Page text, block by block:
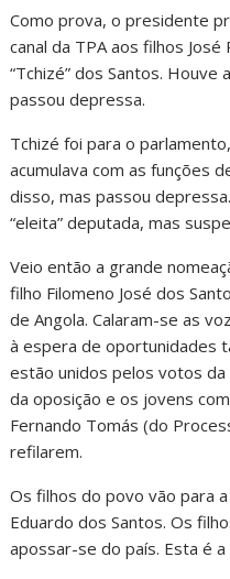
Como prova, o presidente
canal da TPA aos filhos José
“Tchizé” dos Santos.
passou depressa.
Tchizé foi para o
acumulava com as funções
disso, mas passou
“eleita” deputada, mas
Veio então a grande
filho Filomeno José dos
de Angola. Calaram-se as
à espera de oportunidades
estão unidos pelos votos
da oposição e os jovens
Fernando Tomás (do
refilarem.
Os filhos do povo vão para
Eduardo dos Santos. Os
apossar-se do país. Esta é a